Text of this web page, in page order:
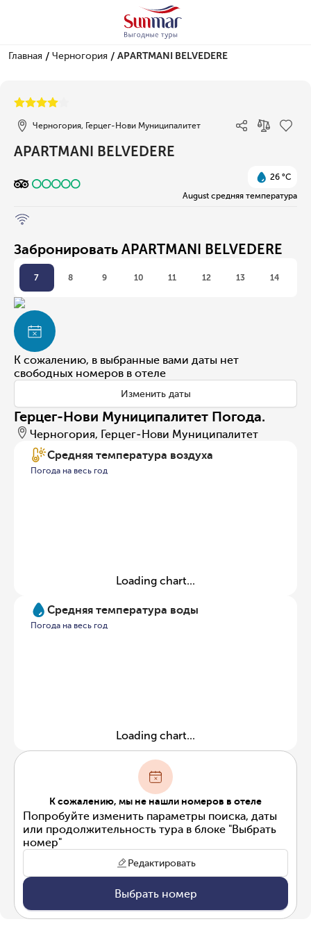
Главная / Черногория / APARTMANI BELVEDERE
Черногория, Герцег-Нови Муниципалитет
APARTMANI BELVEDERE
26 °C
August средняя температура
Забронировать APARTMANI BELVEDERE
7 8 9 10 11 12 13 14
К сожалению, в выбранные вами даты нет
свободных номеров в отеле
Изменить даты
Герцег-Нови Муниципалитет Погода.
Черногория, Герцег-Нови Муниципалитет
Средняя температура воздуха
Погода на весь год
Loading chart...
Средняя температура воды
Погода на весь год
Loading chart...
К сожалению, мы не нашли номеров в отеле
Попробуйте изменить параметры поиска, даты
или продолжительность тура в блоке "Выбрать
номер"
Редактировать
Выбрать номер